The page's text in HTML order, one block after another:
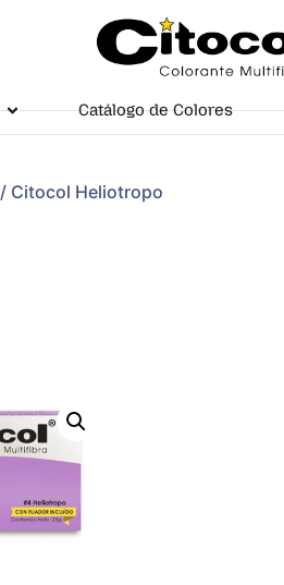
Catálogo de Colores
/ Citocol Heliotropo